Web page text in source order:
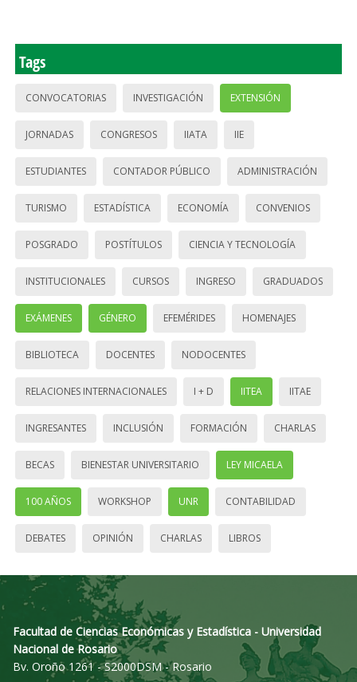
Tags
CONVOCATORIAS INVESTIGACIÓN EXTENSIÓN
JORNADAS CONGRESOS IIATA IIE
ESTUDIANTES CONTADOR PÚBLICO ADMINISTRACIÓN
TURISMO ESTADÍSTICA ECONOMÍA CONVENIOS
POSGRADO POSTÍTULOS CIENCIA Y TECNOLOGÍA
INSTITUCIONALES CURSOS INGRESO GRADUADOS
EXÁMENES GÉNERO EFEMÉRIDES HOMENAJES
BIBLIOTECA DOCENTES NODOCENTES
RELACIONES INTERNACIONALES I + D IITEA IITAE
INGRESANTES INCLUSIÓN FORMACIÓN CHARLAS
BECAS BIENESTAR UNIVERSITARIO LEY MICAELA
100 AÑOS WORKSHOP UNR CONTABILIDAD
DEBATES OPINIÓN CHARLAS LIBROS
Facultad de Ciencias Económicas y Estadística - Universidad
Nacional de Rosario
Bv. Oroño 1261 - S2000DSM - Rosario